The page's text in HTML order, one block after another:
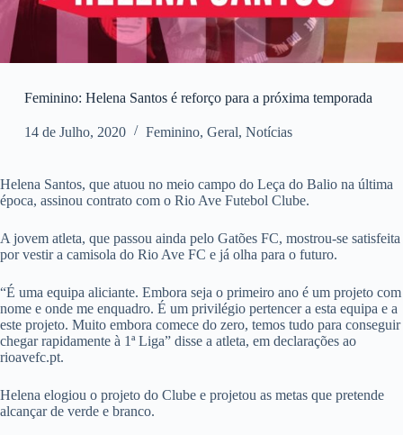
Feminino: Helena Santos é reforço para a próxima temporada
14 de Julho, 2020 Feminino, Geral, Notícias
Helena Santos, que atuou no meio campo do Leça do Balio na última
época, assinou contrato com o Rio Ave Futebol Clube.
A jovem atleta, que passou ainda pelo Gatões FC, mostrou-se satisfeita
por vestir a camisola do Rio Ave FC e já olha para o futuro.
“É uma equipa aliciante. Embora seja o primeiro ano é um projeto com
nome e onde me enquadro. É um privilégio pertencer a esta equipa e a
este projeto. Muito embora comece do zero, temos tudo para conseguir
chegar rapidamente à 1ª Liga” disse a atleta, em declarações ao
rioavefc.pt.
Helena elogiou o projeto do Clube e projetou as metas que pretende
alcançar de verde e branco.